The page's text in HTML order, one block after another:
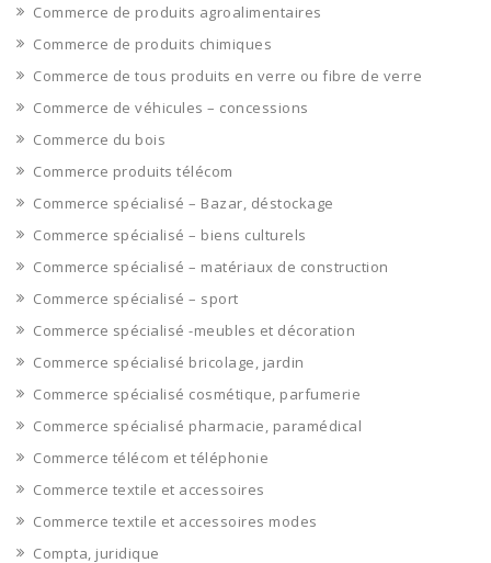
Commerce de produits agroalimentaires
Commerce de produits chimiques
Commerce de tous produits en verre ou fibre de verre
Commerce de véhicules – concessions
Commerce du bois
Commerce produits télécom
Commerce spécialisé – Bazar, déstockage
Commerce spécialisé – biens culturels
Commerce spécialisé – matériaux de construction
Commerce spécialisé – sport
Commerce spécialisé -meubles et décoration
Commerce spécialisé bricolage, jardin
Commerce spécialisé cosmétique, parfumerie
Commerce spécialisé pharmacie, paramédical
Commerce télécom et téléphonie
Commerce textile et accessoires
Commerce textile et accessoires modes
Compta, juridique